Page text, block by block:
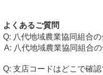
よくあるご質問
八代地域農業協同組合
八代地域農業協同組合
支店コードはどこで確認